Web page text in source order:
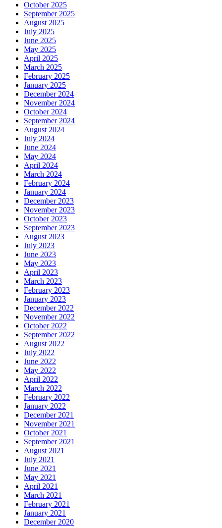
October 2025
September 2025
August 2025
July 2025
June 2025
May 2025
April 2025
March 2025
February 2025
January 2025
December 2024
November 2024
October 2024
September 2024
August 2024
July 2024
June 2024
May 2024
April 2024
March 2024
February 2024
January 2024
December 2023
November 2023
October 2023
September 2023
August 2023
July 2023
June 2023
May 2023
April 2023
March 2023
February 2023
January 2023
December 2022
November 2022
October 2022
September 2022
August 2022
July 2022
June 2022
May 2022
April 2022
March 2022
February 2022
January 2022
December 2021
November 2021
October 2021
September 2021
August 2021
July 2021
June 2021
May 2021
April 2021
March 2021
February 2021
January 2021
December 2020